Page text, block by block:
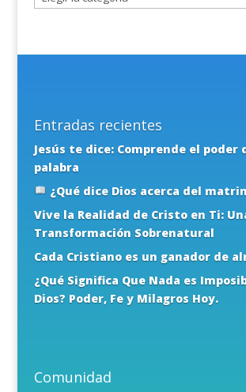
Entradas recientes
Jesús te dice: Comprende el poder
palabra
¿Qué dice Dios acerca del
Vive la Realidad de Cristo en Ti:
Transformación Sobrenatural
Cada Cristiano es un ganador de
¿Qué Significa Que Nada es
Dios? Poder, Fe y Milagros Hoy.
Comunidad